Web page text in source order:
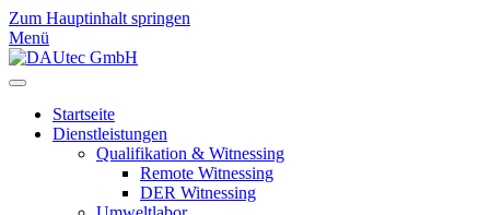
Zum Hauptinhalt springen
Menü
Startseite
Dienstleistungen
Qualifikation & Witnessing
Remote Witnessing
DER Witnessing